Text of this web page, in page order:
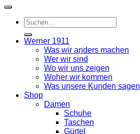
Suche
nach:
Werner 1911
Was wir anders machen
Wer wir sind
Wo wir uns zeigen
Woher wir kommen
Was unsere Kunden sagen
Shop
Damen
Schuhe
Taschen
Gürtel